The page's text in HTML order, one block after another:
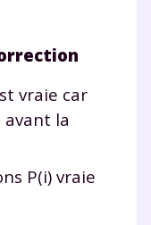
vraie car
avant la
P(i) vraie